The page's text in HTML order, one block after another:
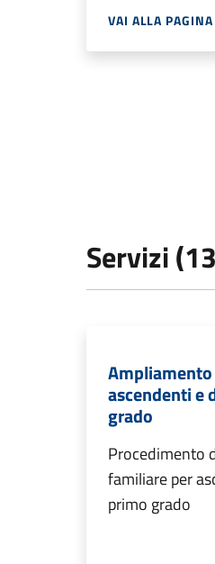
VAI ALLA PAGINA
Servizi
ascendenti e
grado
Procedimento
familiare per
primo grado